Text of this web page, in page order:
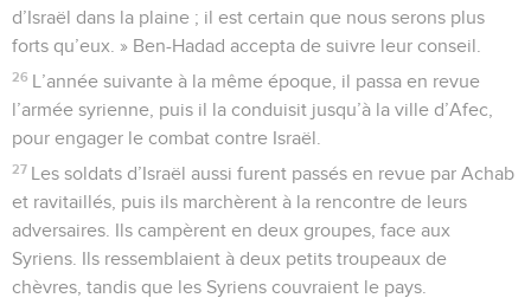
d’Israël dans la plaine ; il est certain que nous serons plus
forts qu’eux. » Ben-Hadad accepta de suivre leur conseil.
26 L’année suivante à la même époque, il passa en revue
l’armée syrienne, puis il la conduisit jusqu’à la ville d’Afec,
pour engager le combat contre Israël.
27 Les soldats d’Israël aussi furent passés en revue par Achab
et ravitaillés, puis ils marchèrent à la rencontre de leurs
adversaires. Ils campèrent en deux groupes, face aux
Syriens. Ils ressemblaient à deux petits troupeaux de
chèvres, tandis que les Syriens couvraient le pays.